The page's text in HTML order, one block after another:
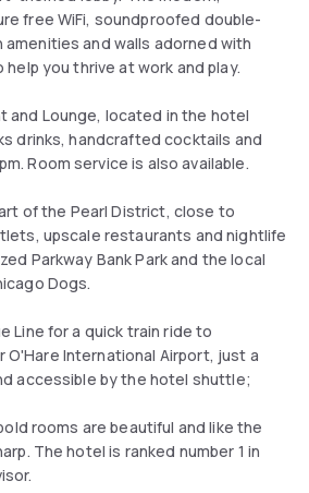
free WiFi, soundproofed double-
and walls adorned with
you thrive at work and play.
and Lounge, located in the hotel
drinks, handcrafted cocktails and
Room service is also available.
of the Pearl District, close to
upscale restaurants and nightlife
Parkway Bank Park and the local
Dogs.
Line for a quick train ride to
O'Hare International Airport, just a
accessible by the hotel shuttle;
rooms are beautiful and like the
The hotel is ranked number 1 in